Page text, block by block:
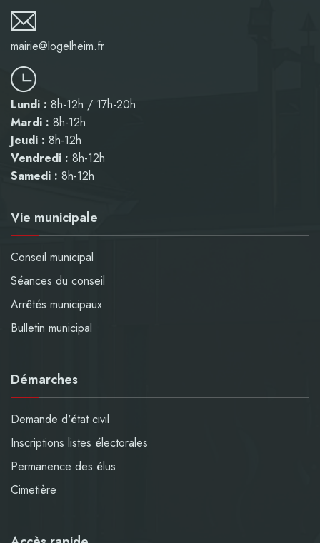
mairie@logelheim.fr
Lundi : 8h-12h / 17h-20h
Mardi : 8h-12h
Jeudi : 8h-12h
Vendredi : 8h-12h
Samedi : 8h-12h
Vie municipale
Conseil municipal
Séances du conseil
Arrêtés municipaux
Bulletin municipal
Démarches
Demande d'état civil
Inscriptions listes électorales
Permanence des élus
Cimetière